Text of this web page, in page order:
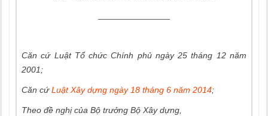
Căn cứ Luật Tổ chức Chính phủ ngày 25 tháng 12 năm
2001;
Căn cứLuật Xây dựng ngày 18 tháng 6 năm 2014;
Theo đề nghị của Bộ trưởng Bộ Xây dựng,